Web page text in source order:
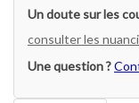
Un doute sur les
consulter les
Une question ?